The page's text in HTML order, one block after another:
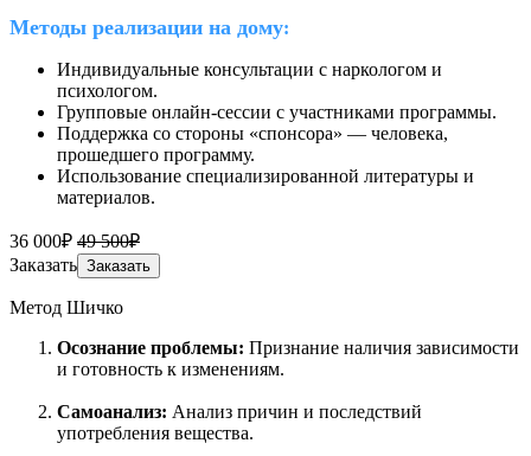
Методы реализации на дому:
Индивидуальные консультации с наркологом и
психологом.
Групповые онлайн-сессии с участниками программы.
Поддержка со стороны «спонсора» — человека,
прошедшего программу.
Использование специализированной литературы и
материалов.
36 000₽ 49 500₽
Заказать Заказать
Метод Шичко
Осознание проблемы: Признание наличия зависимости
и готовность к изменениям.
Самоанализ: Анализ причин и последствий
употребления вещества.